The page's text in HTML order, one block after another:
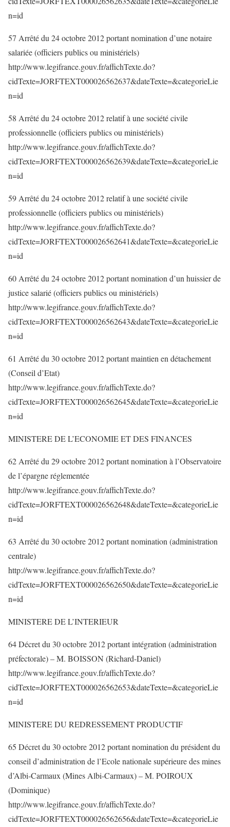
n=id
57 Arrêté du 24 octobre 2012 portant nomination d’une notaire
salariée (officiers publics ou ministériels)
http://www.legifrance.gouv.fr/affichTexte.do?
cidTexte=JORFTEXT000026562637&dateTexte=&categorieLie
n=id
58 Arrêté du 24 octobre 2012 relatif à une société civile
professionnelle (officiers publics ou ministériels)
http://www.legifrance.gouv.fr/affichTexte.do?
cidTexte=JORFTEXT000026562639&dateTexte=&categorieLie
n=id
59 Arrêté du 24 octobre 2012 relatif à une société civile
professionnelle (officiers publics ou ministériels)
http://www.legifrance.gouv.fr/affichTexte.do?
cidTexte=JORFTEXT000026562641&dateTexte=&categorieLie
n=id
60 Arrêté du 24 octobre 2012 portant nomination d’un huissier de
justice salarié (officiers publics ou ministériels)
http://www.legifrance.gouv.fr/affichTexte.do?
cidTexte=JORFTEXT000026562643&dateTexte=&categorieLie
n=id
61 Arrêté du 30 octobre 2012 portant maintien en détachement
(Conseil d’Etat)
http://www.legifrance.gouv.fr/affichTexte.do?
cidTexte=JORFTEXT000026562645&dateTexte=&categorieLie
n=id
MINISTERE DE L’ECONOMIE ET DES FINANCES
62 Arrêté du 29 octobre 2012 portant nomination à l’Observatoire
de l’épargne réglementée
http://www.legifrance.gouv.fr/affichTexte.do?
cidTexte=JORFTEXT000026562648&dateTexte=&categorieLie
n=id
63 Arrêté du 30 octobre 2012 portant nomination (administration
centrale)
http://www.legifrance.gouv.fr/affichTexte.do?
cidTexte=JORFTEXT000026562650&dateTexte=&categorieLie
n=id
MINISTERE DE L’INTERIEUR
64 Décret du 30 octobre 2012 portant intégration (administration
préfectorale) – M. BOISSON (Richard-Daniel)
http://www.legifrance.gouv.fr/affichTexte.do?
cidTexte=JORFTEXT000026562653&dateTexte=&categorieLie
n=id
MINISTERE DU REDRESSEMENT PRODUCTIF
65 Décret du 30 octobre 2012 portant nomination du président du
conseil d’administration de l’Ecole nationale supérieure des mines
d’Albi-Carmaux (Mines Albi-Carmaux) – M. POIROUX
(Dominique)
http://www.legifrance.gouv.fr/affichTexte.do?
cidTexte=JORFTEXT000026562656&dateTexte=&categorieLie